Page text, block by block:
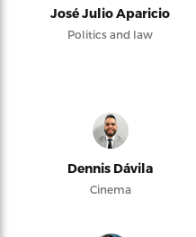
José Julio Aparicio
Politics and law
Dennis Dávila
Cinema